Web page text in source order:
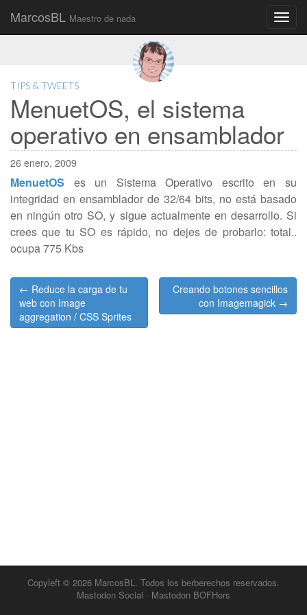
MarcosBL Maestro de nada
TIPS & TWEETS
MenuetOS, el sistema
operativo en ensamblador
26 enero, 2009
MenuetOS es un Sistema Operativo escrito en su
integridad en ensamblador de 32/64 bits, no está basado
en ningún otro SO, y sigue actualmente en desarrollo. Si
crees que tu SO es rápido, no dejes de probarlo: total..
ocupa 775 Kbs
Post
navigation
← Reduce la carga de tu
web con Image
aggregation / CSS Sprites
Creando botones sencillos
con Imagemagick →
Copyleft © 2026 MarcosBL. Todos los berberechos reservados.
Mastodon Social · Mastodon BOFHers